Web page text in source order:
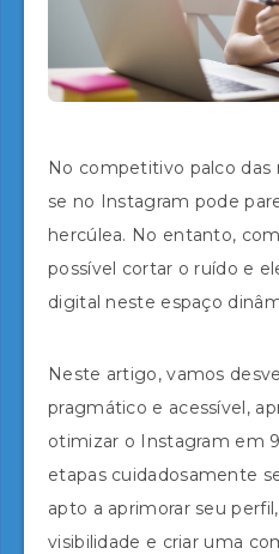
No competitivo palco das
se no Instagram pode
hercúlea. No entanto,
possível cortar o ruído e
digital neste espaço
Neste artigo, vamos
pragmático e acessível,
otimizar o Instagram em
etapas cuidadosamente
apto a aprimorar seu
visibilidade e criar uma